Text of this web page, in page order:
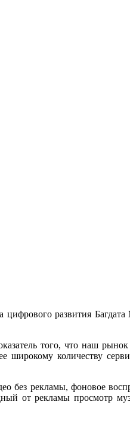
цифрового развития
того, что наш
широкому количеству
без рекламы, фоновое
от рекламы просмотр